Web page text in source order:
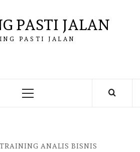
PASTI JALAN
PASTI JALAN
Primary
TRAINING ANALIS BISNIS